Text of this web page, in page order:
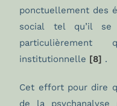
ponctuellement des
social tel qu’il se
institutionnelle [8] .
Cet effort pour dire
de la